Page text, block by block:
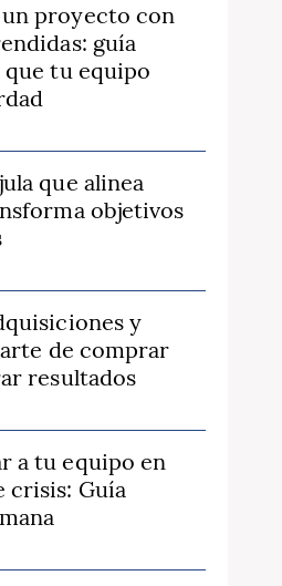
proyecto con
guía
tu equipo
que alinea
objetivos
y
de comprar
resultados
a tu equipo en
crisis: Guía